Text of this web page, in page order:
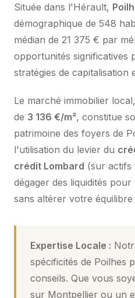
Située dans l'Hérault,
démographique de 548
médian de 21 375 € par
opportunités significatives
stratégies de capitalisation
Le marché immobilier
de 3 136 €/m², constitue
patrimoine des foyers de
l'utilisation du levier du
crédit Lombard (sur actifs
dégager des liquidités
sans altérer votre
Expertise Locale :
spécificités de Poilhes
conseils. Que vous
sur Montpellier ou un